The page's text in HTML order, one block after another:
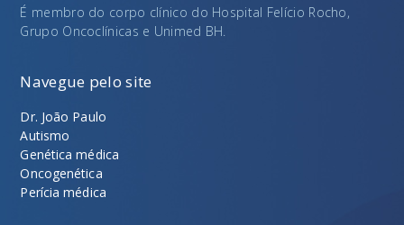
É membro do corpo clínico do Hospital Felício Rocho,
Grupo Oncoclínicas e Unimed BH.
Navegue pelo site
Dr. João Paulo
Autismo
Genética médica
Oncogenética
Perícia médica